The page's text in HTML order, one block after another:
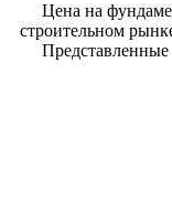
Цена на
строительном
Представленные